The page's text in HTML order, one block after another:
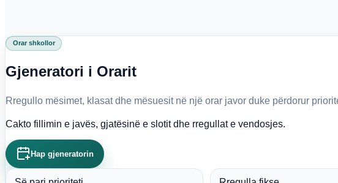
Orar shkollor
Gjeneratori i Orarit
Rregullo mësimet, klasat dhe mësuesit në një orar javor duke përdorur
Cakto fillimin e javës, gjatësinë e slotit dhe rregullat e vendosjes.
Hap gjeneratorin